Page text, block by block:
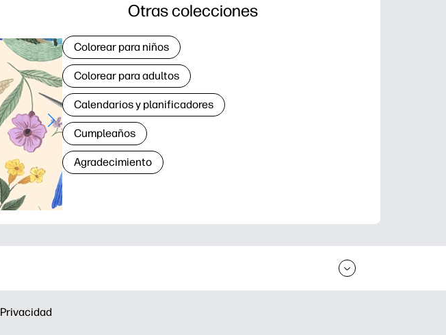
Otras colecciones
Colorear para niños
Colorear para adultos
Calendarios y planificadores
Cumpleaños
Agradecimiento
Privacidad